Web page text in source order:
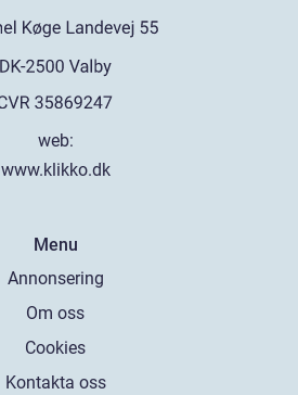
web:
www.klikko.dk
Menu
Annonsering
Om oss
Cookies
Kontakta oss